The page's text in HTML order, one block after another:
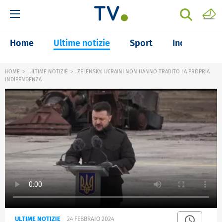
Home Ultime notizie Sport Inchieste
HOME ULTIME NOTIZIE
ZELENSKY: UCRAINI NON HANNO TRADITO LA PROPRIA
INDIPENDENZA
ULTIME NOTIZIE 24 FEBBRAIO 2024